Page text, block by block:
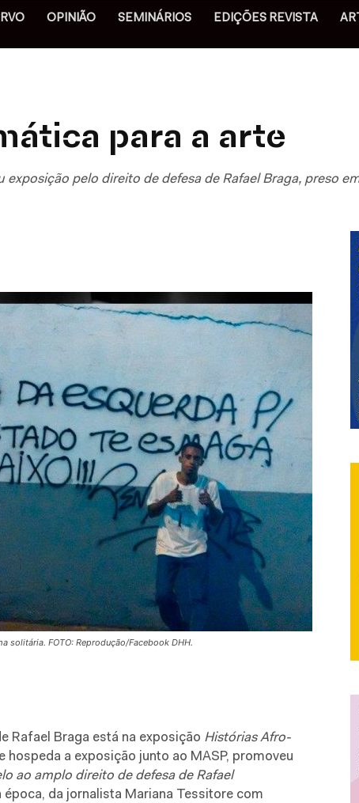
OPINIÃO SEMINÁRIOS EDIÇÕES REVISTA
para a arte
pelo direito de defesa de Rafael Braga, preso
solitária. FOTO: Reprodução/Facebook DHH.
Rafael Braga está na exposição Histórias Afro-
hospeda a exposição junto ao MASP, promoveu
ao amplo direito de defesa de Rafael
época, da jornalista Mariana Tessitore com